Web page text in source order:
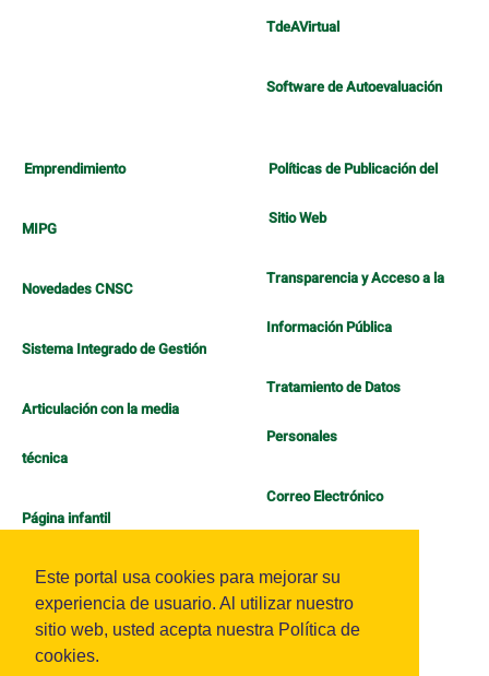
Este portal usa cookies para mejorar su
experiencia de usuario. Al utilizar nuestro
sitio web, usted acepta nuestra Política de
cookies.
TdeAVirtual
Software de Autoevaluación
Emprendimiento
MIPG
Novedades CNSC
Sistema Integrado de Gestión
Articulación con la media
técnica
Página infantil
Políticas de Publicación del
Sitio Web
Transparencia y Acceso a la
Información Pública
Tratamiento de Datos
Personales
Correo Electrónico